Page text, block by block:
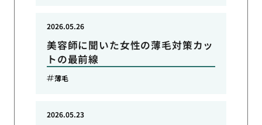
美容師に聞いた女性の薄毛対策カッ
トの最前線
2026.05.26
薄毛
2026.05.23